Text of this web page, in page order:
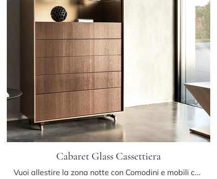
Cabaret Glass Cassettiera
Vuoi allestire la zona notte con Comodini e mobili con cassetti di Sangiacomo? Ecco qui il modello Cabaret Glass Cassettiera in legno per spazi ...